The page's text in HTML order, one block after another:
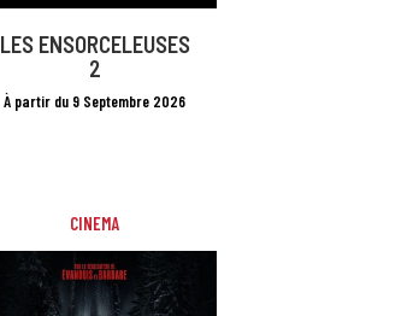
LES ENSORCELEUSES
2
À partir du 9 Septembre 2026
CINEMA